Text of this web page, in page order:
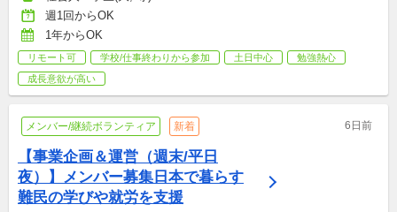
週1回からOK
1年からOK
リモート可 学校/仕事終わりから参加 土日中心
勉強熱心
成長意欲が高い
メンバー/継続ボランティア 新着 6日前
【事業企画＆運営（週末/平日
夜）】メンバー募集日本で暮らす
難民の学びや就労を支援